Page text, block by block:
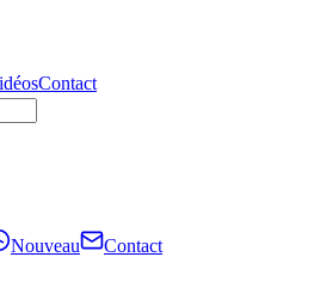
Contact
Nouveau Contact